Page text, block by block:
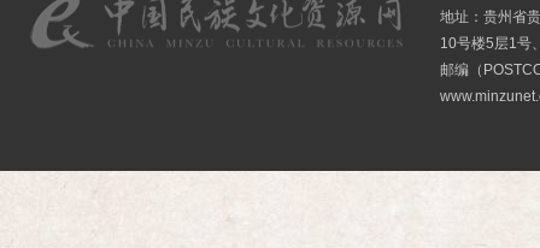
地址：贵州省
10号楼5层1号
邮编（